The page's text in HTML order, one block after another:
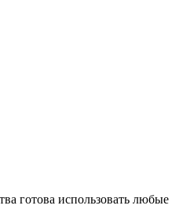
готова использовать любые